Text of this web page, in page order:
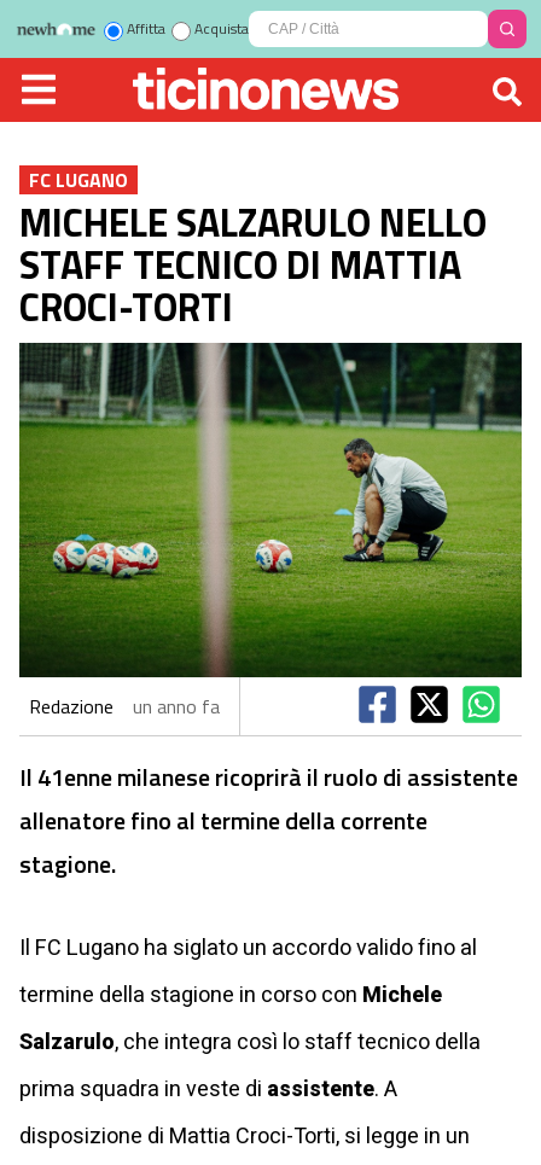
Affitta Acquista
FC LUGANO
MICHELE SALZARULO NELLO
STAFF TECNICO DI MATTIA
CROCI-TORTI
Redazione un anno fa
Il 41enne milanese ricoprirà il ruolo di assistente
allenatore fino al termine della corrente
stagione.
Il FC Lugano ha siglato un accordo valido fino al
termine della stagione in corso con Michele
Salzarulo, che integra così lo staff tecnico della
prima squadra in veste di assistente. A
disposizione di Mattia Croci-Torti, si legge in un